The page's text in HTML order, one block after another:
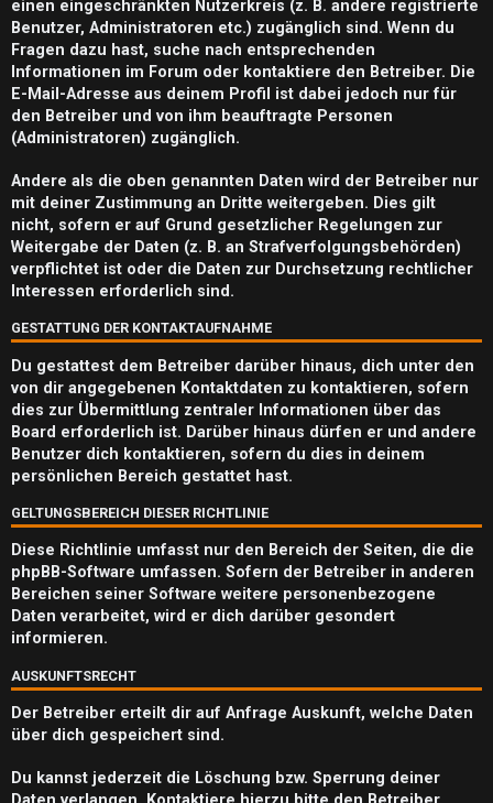
e
n
S
u
c
h
e
F
A
Q
einen eingeschränkten Nutzerkreis (z. B. andere registrierte
Benutzer, Administratoren etc.) zugänglich sind. Wenn du
Fragen dazu hast, suche nach entsprechenden
Informationen im Forum oder kontaktiere den Betreiber. Die
E-Mail-Adresse aus deinem Profil ist dabei jedoch nur für
den Betreiber und von ihm beauftragte Personen
(Administratoren) zugänglich.
Andere als die oben genannten Daten wird der Betreiber nur
mit deiner Zustimmung an Dritte weitergeben. Dies gilt
nicht, sofern er auf Grund gesetzlicher Regelungen zur
Weitergabe der Daten (z. B. an Strafverfolgungsbehörden)
verpflichtet ist oder die Daten zur Durchsetzung rechtlicher
Interessen erforderlich sind.
GESTATTUNG DER KONTAKTAUFNAHME
Du gestattest dem Betreiber darüber hinaus, dich unter den
von dir angegebenen Kontaktdaten zu kontaktieren, sofern
dies zur Übermittlung zentraler Informationen über das
Board erforderlich ist. Darüber hinaus dürfen er und andere
Benutzer dich kontaktieren, sofern du dies in deinem
persönlichen Bereich gestattet hast.
GELTUNGSBEREICH DIESER RICHTLINIE
Diese Richtlinie umfasst nur den Bereich der Seiten, die die
phpBB-Software umfassen. Sofern der Betreiber in anderen
Bereichen seiner Software weitere personenbezogene
Daten verarbeitet, wird er dich darüber gesondert
informieren.
AUSKUNFTSRECHT
Der Betreiber erteilt dir auf Anfrage Auskunft, welche Daten
über dich gespeichert sind.
Du kannst jederzeit die Löschung bzw. Sperrung deiner